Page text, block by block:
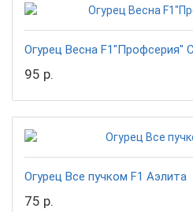
Огурец Весна F1"Профсерия"
95 р.
Огурец Все пучком F1 Аэлита
75 р.